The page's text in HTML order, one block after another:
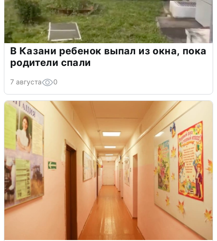
В Казани ребенок выпал из окна, пока
родители спали
7 августа 0